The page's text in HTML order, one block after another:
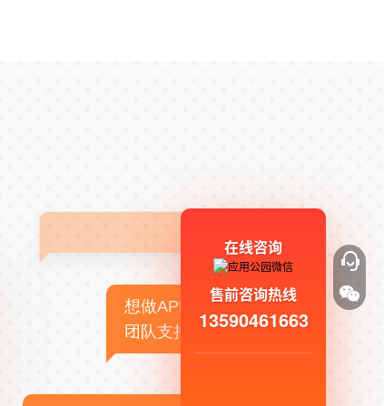
想做APP，但没有技术
团队支持
在线咨询
售前咨询热线
13590461663